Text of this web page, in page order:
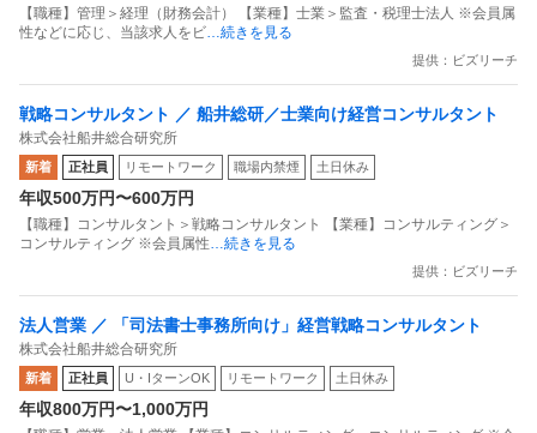
【職種】管理＞経理（財務会計） 【業種】士業＞監査・税理士法人 ※会員属
性などに応じ、当該求人をビ…続きを見る
提供：ビズリーチ
戦略コンサルタント ／ 船井総研／士業向け経営コンサルタント
株式会社船井総合研究所
新着 正社員 リモートワーク 職場内禁煙 土日休み
年収500万円〜600万円
【職種】コンサルタント＞戦略コンサルタント 【業種】コンサルティング＞
コンサルティング ※会員属性…続きを見る
提供：ビズリーチ
法人営業 ／ 「司法書士事務所向け」経営戦略コンサルタント
株式会社船井総合研究所
新着 正社員 U・IターンOK リモートワーク 土日休み
年収800万円〜1,000万円